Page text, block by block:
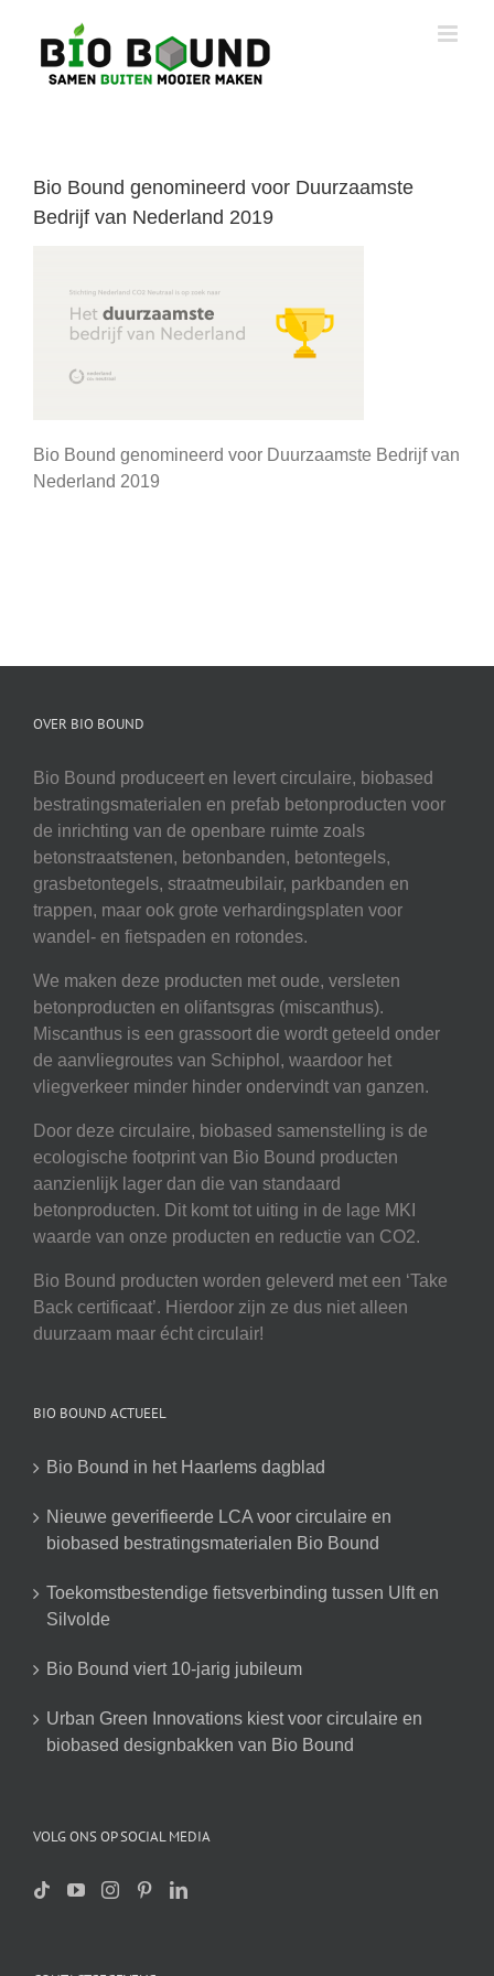
inhoud
Bio Bound genomineerd voor Duurzaamste
Bedrijf van Nederland 2019
Bio Bound genomineerd voor Duurzaamste Bedrijf van
Nederland 2019
OVER BIO BOUND
Bio Bound produceert en levert circulaire, biobased
bestratingsmaterialen en prefab betonproducten voor
de inrichting van de openbare ruimte zoals
betonstraatstenen, betonbanden, betontegels,
grasbetontegels, straatmeubilair, parkbanden en
trappen, maar ook grote verhardingsplaten voor
wandel- en fietspaden en rotondes.
We maken deze producten met oude, versleten
betonproducten en olifantsgras (miscanthus).
Miscanthus is een grassoort die wordt geteeld onder
de aanvliegroutes van Schiphol, waardoor het
vliegverkeer minder hinder ondervindt van ganzen.
Door deze circulaire, biobased samenstelling is de
ecologische footprint van Bio Bound producten
aanzienlijk lager dan die van standaard
betonproducten. Dit komt tot uiting in de lage MKI
waarde van onze producten en reductie van CO2.
Bio Bound producten worden geleverd met een ‘Take
Back certificaat’. Hierdoor zijn ze dus niet alleen
duurzaam maar écht circulair!
BIO BOUND ACTUEEL
Bio Bound in het Haarlems dagblad
Nieuwe geverifieerde LCA voor circulaire en
biobased bestratingsmaterialen Bio Bound
Toekomstbestendige fietsverbinding tussen Ulft en
Silvolde
Bio Bound viert 10-jarig jubileum
Urban Green Innovations kiest voor circulaire en
biobased designbakken van Bio Bound
VOLG ONS OP SOCIAL MEDIA